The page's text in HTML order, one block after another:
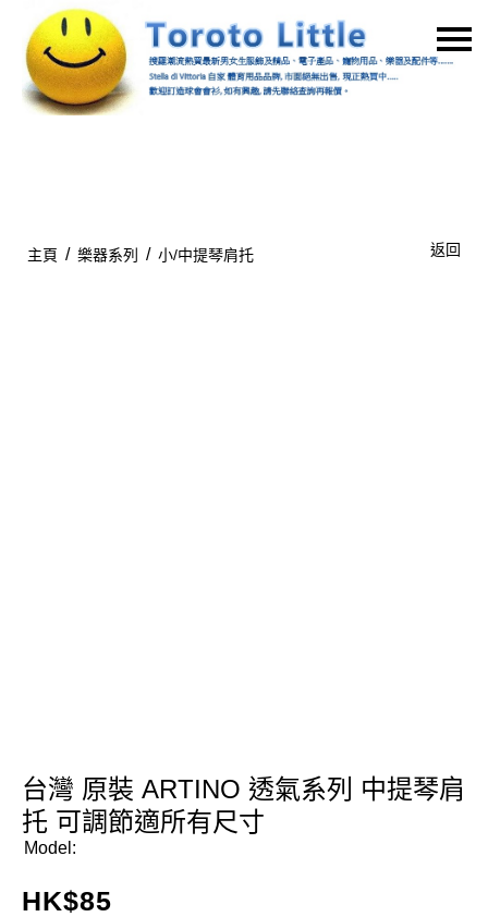
主頁
關於我們
商店資訊
主頁 / 樂器系列 / 小/中提琴肩托 返回
台灣 原裝 ARTINO 透氣系列 中提琴肩
托 可調節適所有尺寸
Model:
HK$85